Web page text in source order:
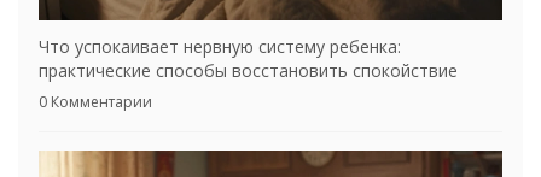
Что успокаивает нервную систему ребенка:
практические способы восстановить спокойствие
0 Комментарии